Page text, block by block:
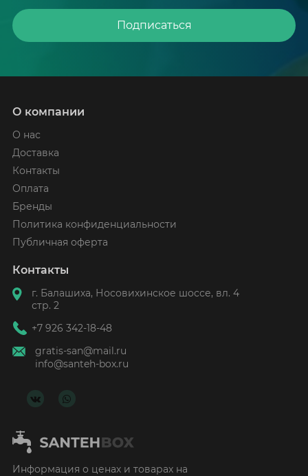
Подписаться
Информация о ценах и товарах на
О компании
О нас
Доставка
Контакты
Оплата
Бренды
Политика конфиденциальности
Публичная оферта
Контакты
г. Балашиха, Носовихинское шоссе, вл. 4
стр. 2
+7 926 342-18-48
gratis-san@mail.ru
info@santeh-box.ru